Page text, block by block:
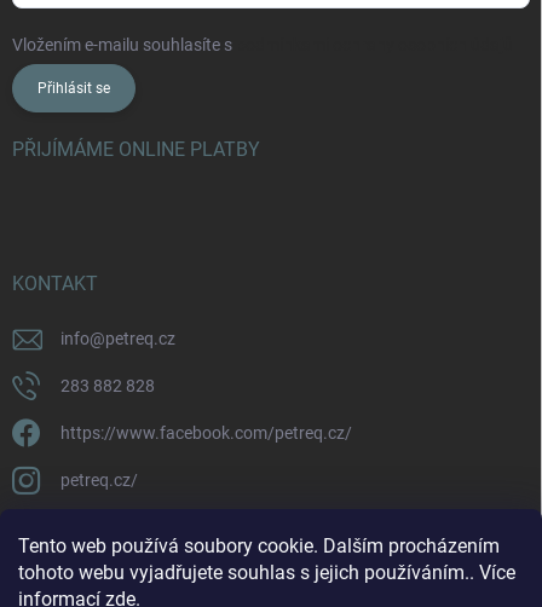
Tento web používá soubory cookie. Dalším procházením
tohoto webu vyjadřujete souhlas s jejich používáním.. Více
informací zde.
Vložením e-mailu souhlasíte s
Přihlásit se
PŘIJÍMÁME ONLINE PLATBY
KONTAKT
info@petreq.cz
283 882 828
https://www.facebook.com/petreq.cz/
petreq.cz/